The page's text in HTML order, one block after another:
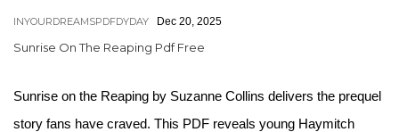
INYOURDREAMSPDFDYDAY Dec 20, 2025
Sunrise On The Reaping Pdf Free
Sunrise on the Reaping by Suzanne Collins delivers the prequel
story fans have craved. This PDF reveals young Haymitch